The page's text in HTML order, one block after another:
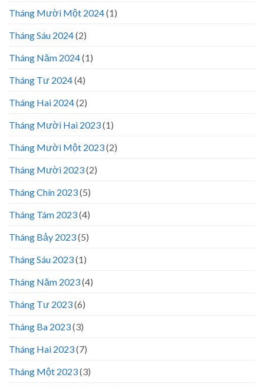
Tháng Mười Một 2024(1)
Tháng Sáu 2024(2)
Tháng Năm 2024(1)
Tháng Tư 2024(4)
Tháng Hai 2024(2)
Tháng Mười Hai 2023(1)
Tháng Mười Một 2023(2)
Tháng Mười 2023(2)
Tháng Chín 2023(5)
Tháng Tám 2023(4)
Tháng Bảy 2023(5)
Tháng Sáu 2023(1)
Tháng Năm 2023(4)
Tháng Tư 2023(6)
Tháng Ba 2023(3)
Tháng Hai 2023(7)
Tháng Một 2023(3)